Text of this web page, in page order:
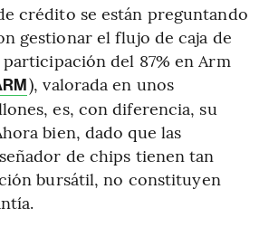
crédito se están preguntando
gestionar el flujo de caja de
participación del 87% en Arm
), valorada en unos
es, con diferencia, su
bien, dado que las
de chips tienen tan
bursátil, no constituyen